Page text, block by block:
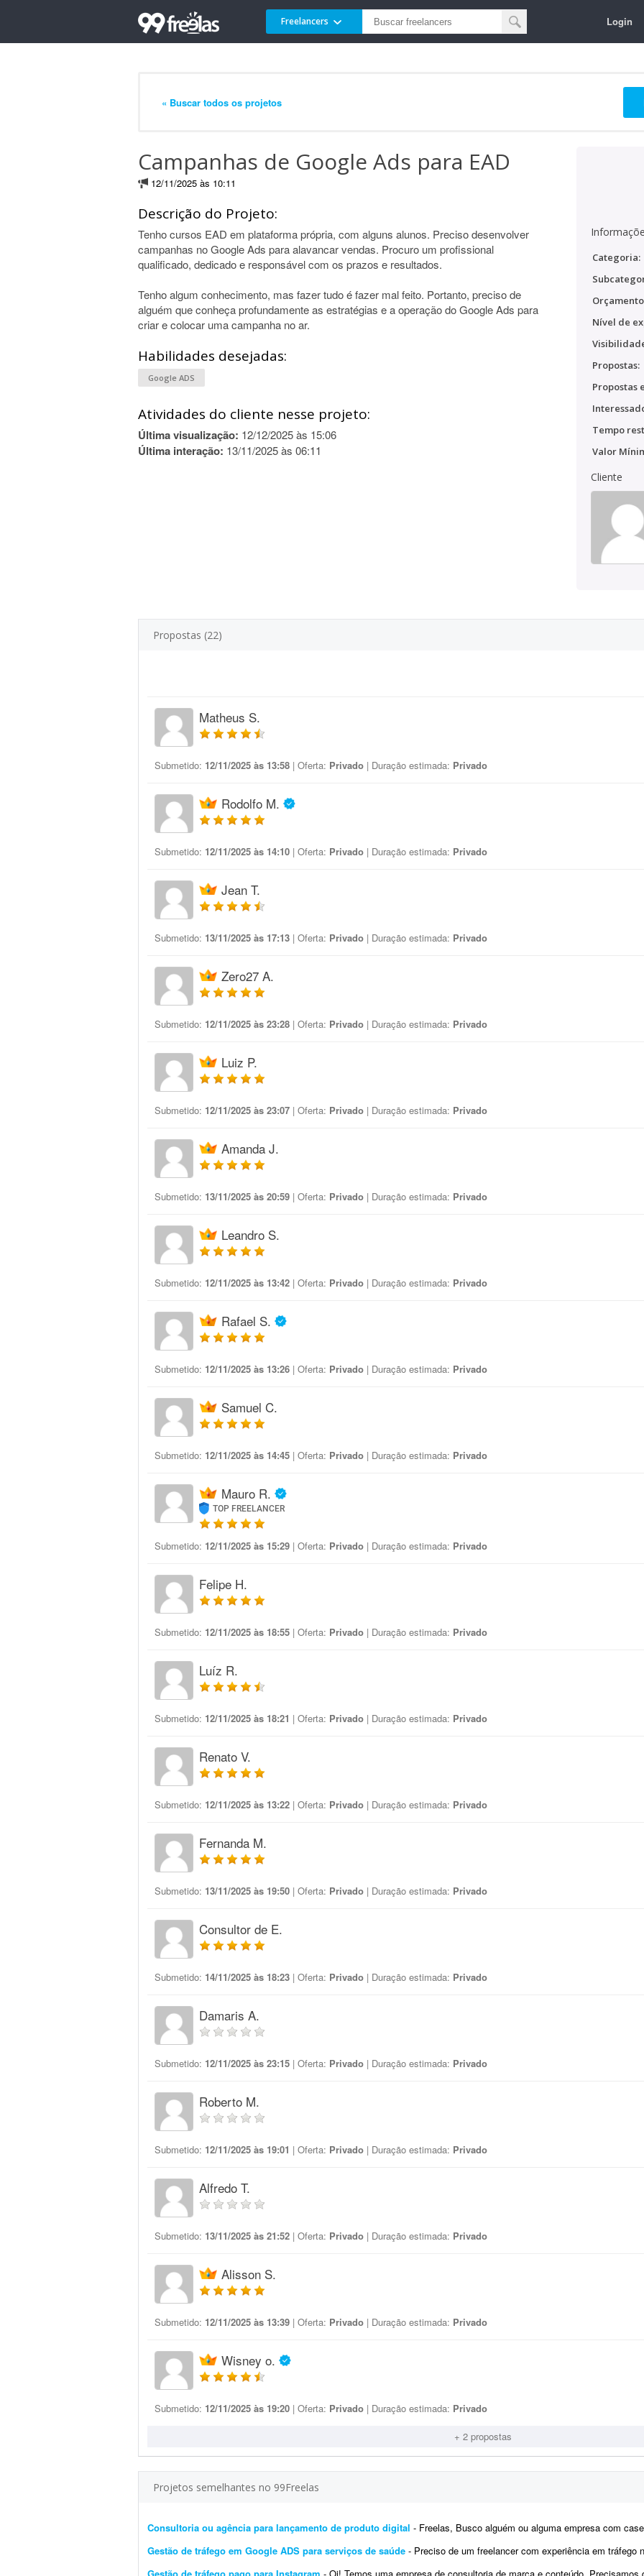
Freelancers Login
« Buscar todos os projetos
Campanhas de Google Ads para EAD
12/11/2025 às 10:11
Descrição do Projeto:
Tenho cursos EAD em plataforma própria, com alguns alunos. Preciso desenvolver
campanhas no Google Ads para alavancar vendas. Procuro um profissional
qualificado, dedicado e responsável com os prazos e resultados.
Tenho algum conhecimento, mas fazer tudo é fazer mal feito. Portanto, preciso de
alguém que conheça profundamente as estratégias e a operação do Google Ads para
criar e colocar uma campanha no ar.
Habilidades desejadas:
Google ADS
Atividades do cliente nesse projeto:
Última visualização: 12/12/2025 às 15:06
Última interação: 13/11/2025 às 06:11
Categoria:
Nível de
Propostas:
Propostas
Tempo
Valor
Cliente
Propostas (22)
Matheus S.
Submetido: 12/11/2025 às 13:58 | Oferta: Privado | Duração estimada: Privado
Rodolfo M.
Submetido: 12/11/2025 às 14:10 | Oferta: Privado | Duração estimada: Privado
Jean T.
Submetido: 13/11/2025 às 17:13 | Oferta: Privado | Duração estimada: Privado
Zero27 A.
Submetido: 12/11/2025 às 23:28 | Oferta: Privado | Duração estimada: Privado
Luiz P.
Submetido: 12/11/2025 às 23:07 | Oferta: Privado | Duração estimada: Privado
Amanda J.
Submetido: 13/11/2025 às 20:59 | Oferta: Privado | Duração estimada: Privado
Leandro S.
Submetido: 12/11/2025 às 13:42 | Oferta: Privado | Duração estimada: Privado
Rafael S.
Submetido: 12/11/2025 às 13:26 | Oferta: Privado | Duração estimada: Privado
Samuel C.
Submetido: 12/11/2025 às 14:45 | Oferta: Privado | Duração estimada: Privado
Mauro R.
TOP FREELANCER
Submetido: 12/11/2025 às 15:29 | Oferta: Privado | Duração estimada: Privado
Felipe H.
Submetido: 12/11/2025 às 18:55 | Oferta: Privado | Duração estimada: Privado
Luíz R.
Submetido: 12/11/2025 às 18:21 | Oferta: Privado | Duração estimada: Privado
Renato V.
Submetido: 12/11/2025 às 13:22 | Oferta: Privado | Duração estimada: Privado
Fernanda M.
Submetido: 13/11/2025 às 19:50 | Oferta: Privado | Duração estimada: Privado
Consultor de E.
Submetido: 14/11/2025 às 18:23 | Oferta: Privado | Duração estimada: Privado
Damaris A.
Submetido: 12/11/2025 às 23:15 | Oferta: Privado | Duração estimada: Privado
Roberto M.
Submetido: 12/11/2025 às 19:01 | Oferta: Privado | Duração estimada: Privado
Alfredo T.
Submetido: 13/11/2025 às 21:52 | Oferta: Privado | Duração estimada: Privado
Alisson S.
Submetido: 12/11/2025 às 13:39 | Oferta: Privado | Duração estimada: Privado
Wisney o.
Submetido: 12/11/2025 às 19:20 | Oferta: Privado | Duração estimada: Privado
+ 2 propostas
Projetos semelhantes no 99Freelas
Consultoria ou agência para lançamento de produto digital - Freelas, Busco alguém ou alguma empresa com cases recentes e números/ganhos reais
Gestão de tráfego em Google ADS para serviços de saúde - Preciso de um freelancer com experiência em tráfego no Google Ads para gerenciar uma campanha